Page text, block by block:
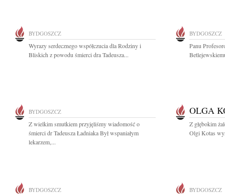
BYDGOSZCZ
Wyrazy serdecznego współczucia dla Rodziny i
Bliskich z powodu śmierci dra Tadeusza...
BYDGOSZCZ
Panu
BYDGOSZCZ
Z wielkim smutkiem przyjęliśmy wiadomość o
śmierci dr Tadeusza Ładniaka Był wspaniałym
lekarzem,...
OLGA
Z głębokim
Olgi Kotas
BYDGOSZCZ BYDGOSZCZ